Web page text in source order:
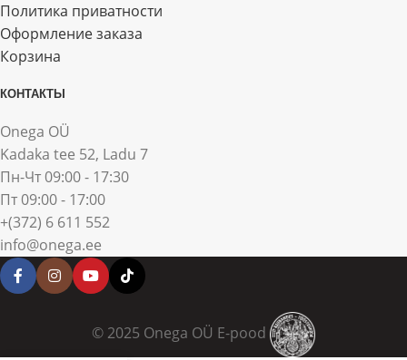
Политика приватности
Оформление заказа
Корзина
КОНТАКТЫ
Onega OÜ
Kadaka tee 52, Ladu 7
Пн-Чт 09:00 - 17:30
Пт 09:00 - 17:00
+(372) 6 611 552
info@onega.ee
© 2025 Onega OÜ E-pood